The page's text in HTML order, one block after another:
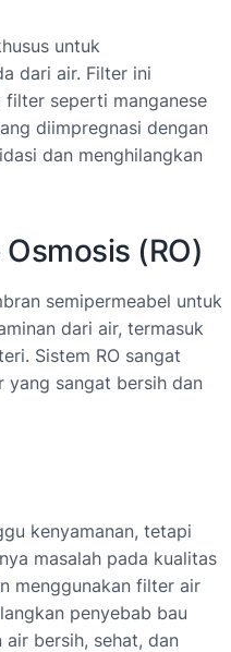
untuk
dari air. Filter ini
filter seperti manganese
diimpregnasi dengan
dan menghilangkan
(RO)
semipermeabel untuk
dari air, termasuk
Sistem RO sangat
yang sangat bersih dan
kenyamanan, tetapi
masalah pada kualitas
menggunakan filter air
penyebab bau
bersih, sehat, dan